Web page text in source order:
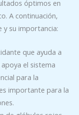
óptimos en
A continuación,
y su importancia:
que ayuda a
el sistema
para la
importante para la